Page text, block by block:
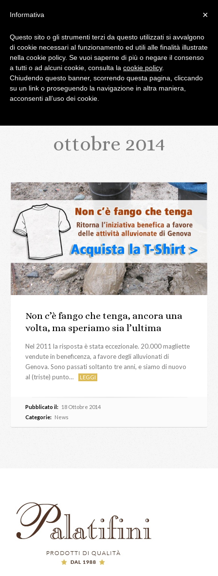
IL BLOG DI PALATIFINI.IT
MENU
ottobre 2014
Non c’è fango che tenga, ancora una
volta, ma speriamo sia l’ultima
Nel 2011 la risposta è stata eccezionale. 20.000 magliette
vendute in beneficenza, a favore degli alluvionati di
Genova. Sono passati soltanto tre anni, e siamo di nuovo
al (triste) punto…
LEGGI
Pubblicato il: 18 Ottobre 2014
Categorie: News
×
Informativa
Questo sito o gli strumenti terzi da questo utilizzati si avvalgono
di cookie necessari al funzionamento ed utili alle finalità illustrate
nella cookie policy. Se vuoi saperne di più o negare il consenso
a tutti o ad alcuni cookie, consulta la cookie policy.
Chiudendo questo banner, scorrendo questa pagina, cliccando
su un link o proseguendo la navigazione in altra maniera,
acconsenti all’uso dei cookie.